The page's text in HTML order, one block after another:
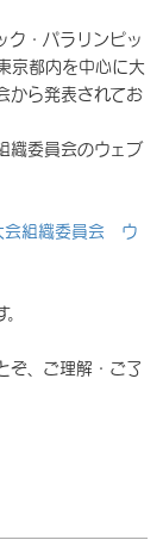
・パラリンピッ
京都内を中心に大
から発表されてお
織委員会のウェブ
会組織委員会 ウ
ぞ、ご理解・ご了